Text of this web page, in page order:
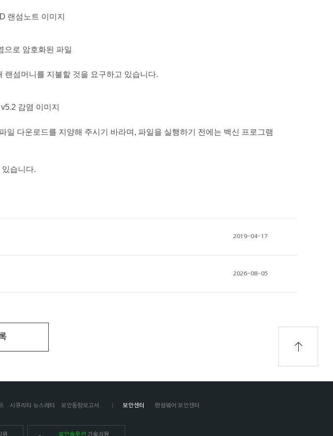
랜섬노트 이미지
으로 암호화된 파일
섬머니를 지불할 것을 요구하고 있습니다.
감염 이미지
다운로드를 지양해 주시기 바라며, 파일을 실행하기 전에는 백신 프로그램
있습니다.
2019-04-17
2026-08-05
시큐리티 뉴스레터 보안동향보고서 보안센터 랜섬웨어 보안센터
원 보안솔루션 기술지원